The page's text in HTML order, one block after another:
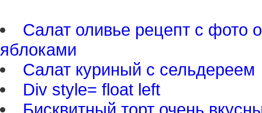
Салат оливье рецепт с фото
яблоками
Салат куриный с сельдереем
Div style= float left